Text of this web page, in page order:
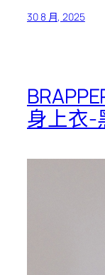
30 8 月, 2025
身上衣-